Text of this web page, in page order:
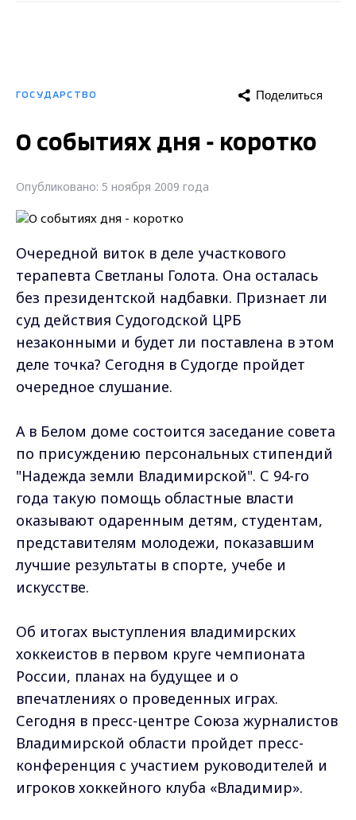
ГОСУДАРСТВО Поделиться
О событиях дня - коротко
Опубликовано: 5 ноября 2009 года
Очередной виток в деле участкового
терапевта Светланы Голота. Она осталась
без президентской надбавки. Признает ли
суд действия Судогодской ЦРБ
незаконными и будет ли поставлена в этом
деле точка? Сегодня в Судогде пройдет
очередное слушание.
А в Белом доме состоится заседание совета
по присуждению персональных стипендий
"Надежда земли Владимирской". С 94-го
года такую помощь областные власти
оказывают одаренным детям, студентам,
представителям молодежи, показавшим
лучшие результаты в спорте, учебе и
искусстве.
Об итогах выступления владимирских
хоккеистов в первом круге чемпионата
России, планах на будущее и о
впечатлениях о проведенных играх.
Сегодня в пресс-центре Союза журналистов
Владимирской области пройдет пресс-
конференция с участием руководителей и
игроков хоккейного клуба «Владимир».